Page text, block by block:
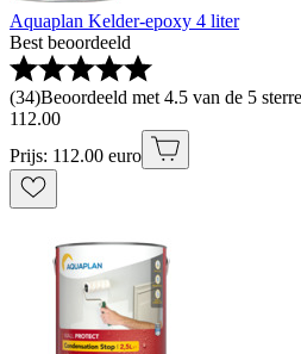
Aquaplan Kelder-epoxy 4 liter
Best beoordeeld
(34)Beoordeeld met 4.5 van de 5
112.00
Prijs: 112.00 euro